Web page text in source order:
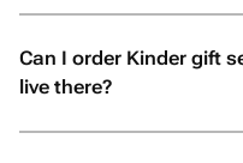
Can I order Kinder gift
live there?